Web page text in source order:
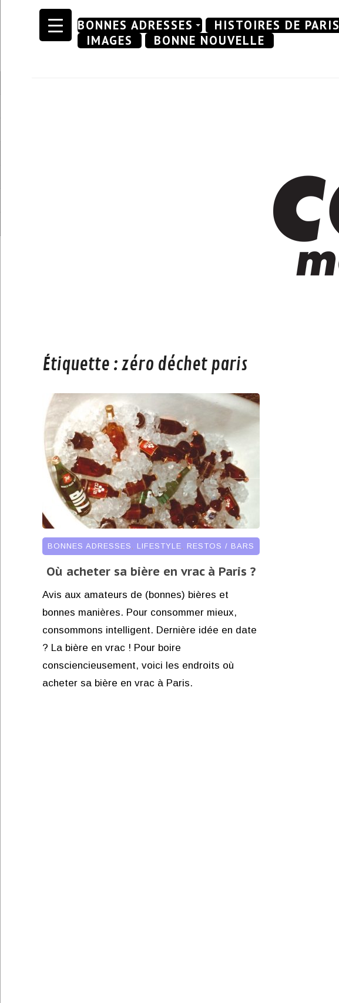
Skip
BONNES ADRESSES HISTOIRES DE PARIS
IMAGES
BONNE NOUVELLE
Étiquette :zéro déchet paris
BONNES ADRESSES LIFESTYLE RESTOS / BARS
Où acheter sa bière en vrac à Paris ?
Avis aux amateurs de (bonnes) bières et
bonnes manières. Pour consommer mieux,
consommons intelligent. Dernière idée en date
? La bière en vrac ! Pour boire
consciencieusement, voici les endroits où
acheter sa bière en vrac à Paris.